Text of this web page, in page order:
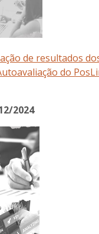
de resultados
do
2024